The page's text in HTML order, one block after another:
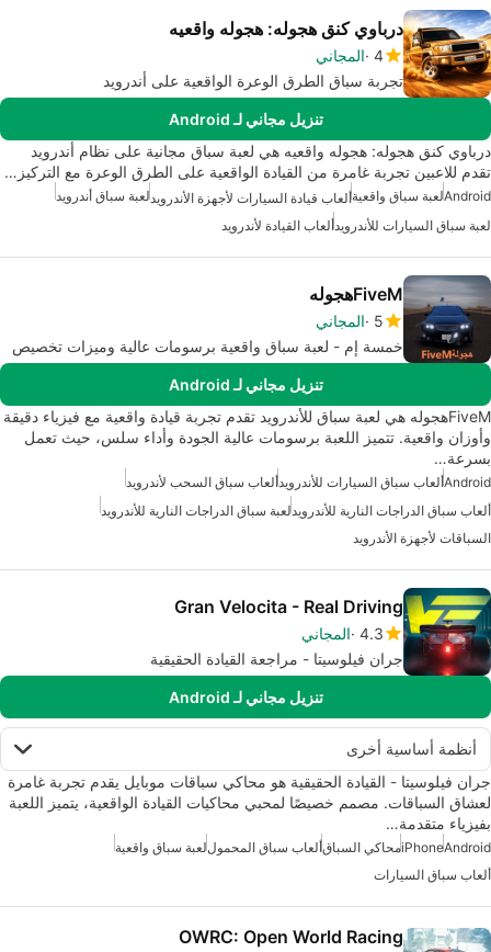
درباوي كنق هجوله: هجوله واقعيه
4 المجاني
تجربة سباق الطرق الوعرة الواقعية على أندرويد
تنزيل مجاني لـ Android
درباوي كنق هجوله: هجوله واقعيه هي لعبة سباق مجانية على نظام أندرويد
تقدم للاعبين تجربة غامرة من القيادة الواقعية على الطرق الوعرة مع التركيز…
Androidلعبة سباق واقعيةألعاب قيادة السيارات لأجهزة الأندرويدلعبة سباق أندرويد
لعبة سباق السيارات للأندرويدألعاب القيادة لأندرويد
FiveMهجوله
5 المجاني
خمسة إم - لعبة سباق واقعية برسومات عالية وميزات تخصيص
تنزيل مجاني لـ Android
FiveMهجوله هي لعبة سباق للأندرويد تقدم تجربة قيادة واقعية مع فيزياء دقيقة
وأوزان واقعية. تتميز اللعبة برسومات عالية الجودة وأداء سلس، حيث تعمل
بسرعة…
Androidألعاب سباق السيارات للأندرويدألعاب سباق السحب لأندرويد
ألعاب سباق الدراجات النارية للأندرويدلعبة سباق الدراجات النارية للأندرويد
السباقات لأجهزة الأندرويد
Gran Velocita - Real Driving
4.3 المجاني
جران فيلوسيتا - مراجعة القيادة الحقيقية
تنزيل مجاني لـ Android
أنظمة أساسية أخرى
جران فيلوسيتا - القيادة الحقيقية هو محاكي سباقات موبايل يقدم تجربة غامرة
لعشاق السباقات. مصمم خصيصًا لمحبي محاكيات القيادة الواقعية، يتميز اللعبة
بفيزياء متقدمة…
Android
iPhoneمحاكي السباقألعاب سباق المحموللعبة سباق واقعية
ألعاب سباق السيارات
OWRC: Open World Racing